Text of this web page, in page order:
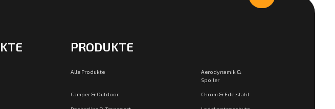
PRODUKTE
Alle Produkte
Aerodynamik &
Spoiler
Camper & Outdoor Chrom & Edelstahl